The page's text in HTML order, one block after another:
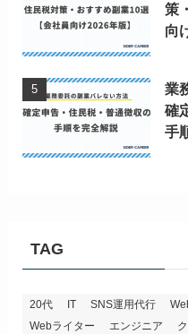
策
向
業
確
手
TAG
20代 IT SNS運用代行
Webライター
エンジニア